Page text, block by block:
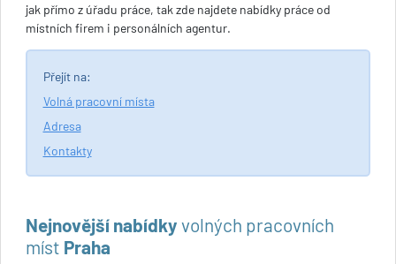
jak přímo z úřadu práce, tak zde najdete nabídky práce od
místních firem i personálních agentur.
Přejít na:
Volná pracovní místa
Adresa
Kontakty
Nejnovější nabídky volných pracovních
míst Praha